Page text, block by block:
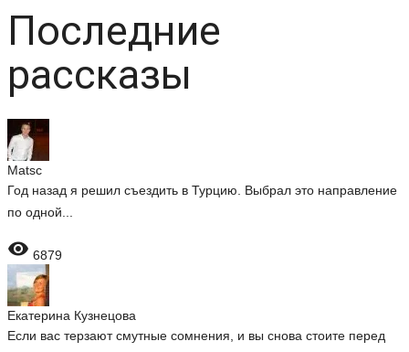
Последние
рассказы
Matsc
Год назад я решил съездить в Турцию. Выбрал это направление
по одной...
 6879
Екатерина Кузнецова
Если вас терзают смутные сомнения, и вы снова стоите перед